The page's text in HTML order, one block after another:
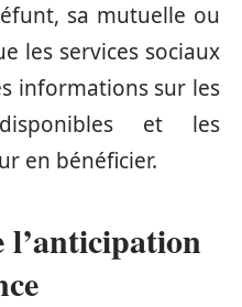
sa mutuelle ou
les services sociaux
informations sur les
et les
en bénéficier.
l’anticipation